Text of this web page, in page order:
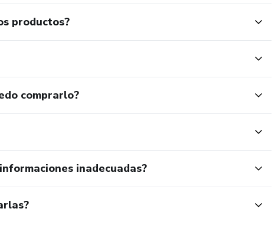
productos?
comprarlo?
inadecuadas?